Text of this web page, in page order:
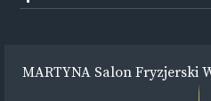
MARTYNA Salon Fryzjerski